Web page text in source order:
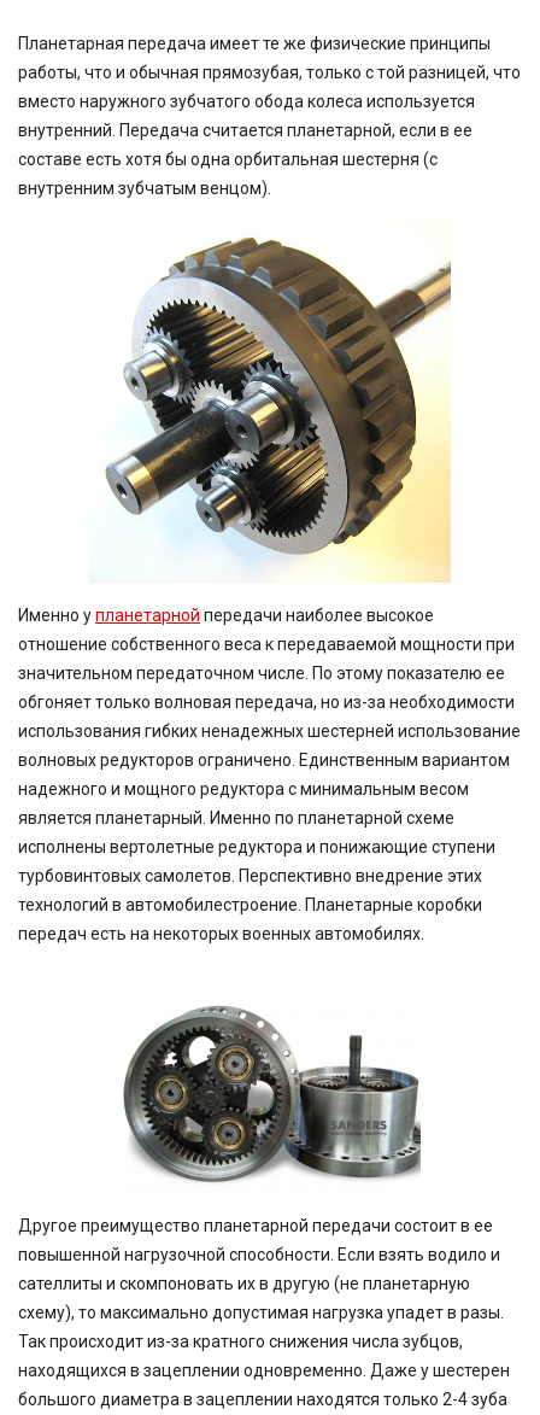
Планетарная передача имеет те же физические принципы
работы, что и обычная прямозубая, только с той разницей, что
вместо наружного зубчатого обода колеса используется
внутренний. Передача считается планетарной, если в ее
составе есть хотя бы одна орбитальная шестерня (с
внутренним зубчатым венцом).
Именно упланетарной передачи наиболее высокое
отношение собственного веса к передаваемой мощности при
значительном передаточном числе. По этому показателю ее
обгоняет только волновая передача, но из-за необходимости
использования гибких ненадежных шестерней использование
волновых редукторов ограничено. Единственным вариантом
надежного и мощного редуктора с минимальным весом
является планетарный. Именно по планетарной схеме
исполнены вертолетные редуктора и понижающие ступени
турбовинтовых самолетов. Перспективно внедрение этих
технологий в автомобилестроение. Планетарные коробки
передач есть на некоторых военных автомобилях.
Другое преимущество планетарной передачи состоит в ее
повышенной нагрузочной способности. Если взять водило и
сателлиты и скомпоновать их в другую (не планетарную
схему), то максимально допустимая нагрузка упадет в разы.
Так происходит из-за кратного снижения числа зубцов,
находящихся в зацеплении одновременно. Даже у шестерен
большого диаметра в зацеплении находятся только 2-4 зуба